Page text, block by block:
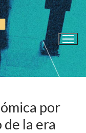
por
la era